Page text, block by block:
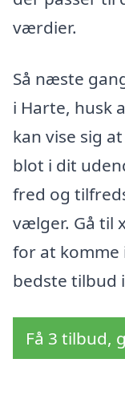
værdier.
Så næste
i Harte, husk
kan vise sig
blot i dit
fred og
vælger. Gå til
for at komme
bedste tilbud
Få 3 tilbud,